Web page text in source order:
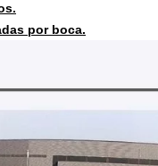
por boca.